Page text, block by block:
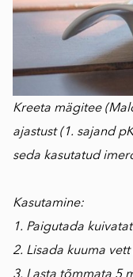
Kreeta mägitee
ajastust (1. sajand
seda kasutatud
Kasutamine:
1. Paigutada
2. Lisada kuuma
3. Lasta tõmmata 5